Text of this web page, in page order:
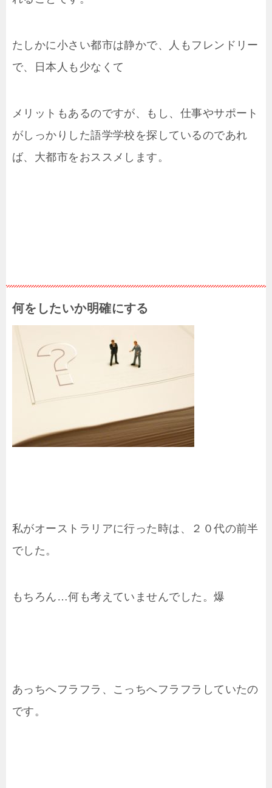
たしかに小さい都市は静かで、人もフレンドリー
で、日本人も少なくて
メリットもあるのですが、もし、仕事やサポート
がしっかりした語学学校を探しているのであれ
ば、大都市をおススメします。
何をしたいか明確にする
私がオーストラリアに行った時は、２０代の前半
でした。
もちろん…何も考えていませんでした。爆
あっちへフラフラ、こっちへフラフラしていたの
です。